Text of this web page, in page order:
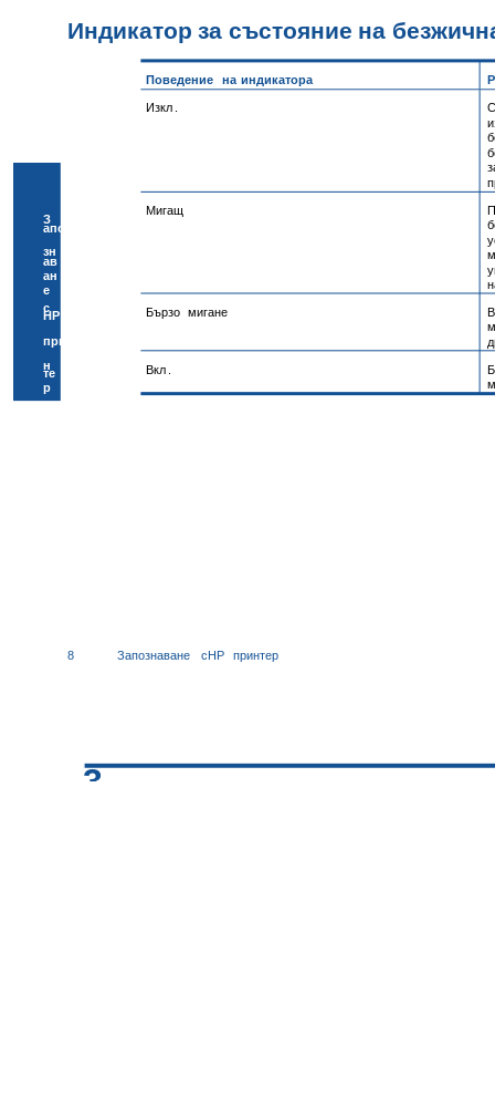
Индикатор за състояние на
Поведение на индикатора
Изкл
Мигащ
Бързо мигане
Вкл
8 Запознаване сHP принтер
З
апо
зн
ав
ан
е
с
HP
при
н
те
р
3